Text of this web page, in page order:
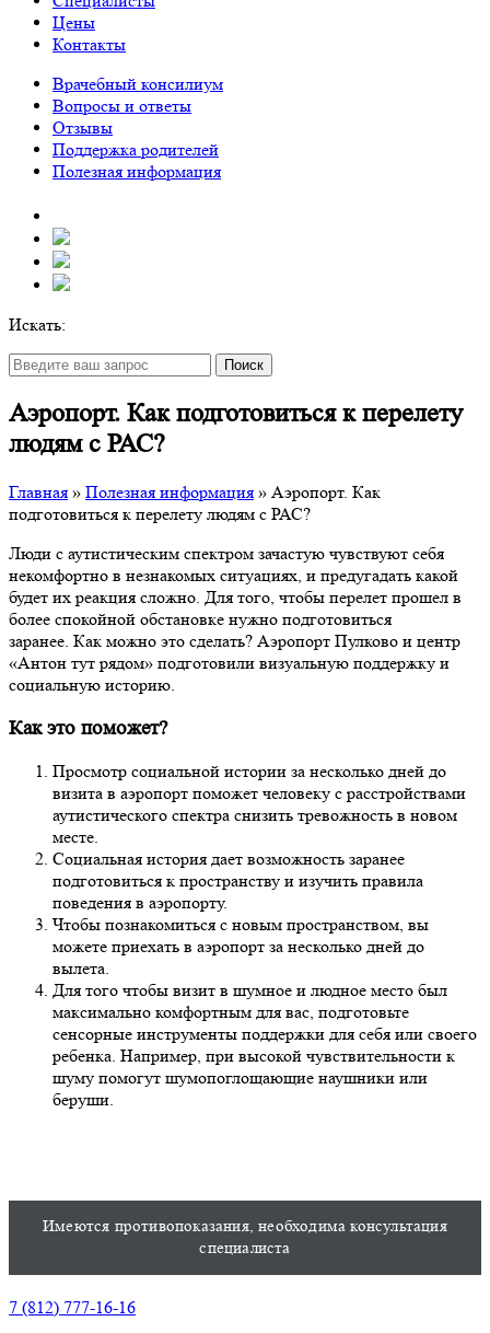
Цены
Контакты
Врачебный консилиум
Вопросы и ответы
Отзывы
Поддержка родителей
Полезная информация
Искать:
Поиск
Аэропорт. Как подготовиться к перелету
людям с РАС?
Главная » Полезная информация » Аэропорт. Как
подготовиться к перелету людям с РАС?
Люди с аутистическим спектром зачастую чувствуют себя
некомфортно в незнакомых ситуациях, и предугадать какой
будет их реакция сложно. Для того, чтобы перелет прошел в
более спокойной обстановке нужно подготовиться
заранее. Как можно это сделать? Аэропорт Пулково и центр
«Антон тут рядом» подготовили визуальную поддержку и
социальную историю.
Как это поможет?
Просмотр социальной истории за несколько дней до
визита в аэропорт поможет человеку с расстройствами
аутистического спектра снизить тревожность в новом
месте.
Социальная история дает возможность заранее
подготовиться к пространству и изучить правила
поведения в аэропорту.
Чтобы познакомиться с новым пространством, вы
можете приехать в аэропорт за несколько дней до
вылета.
Для того чтобы визит в шумное и людное место был
максимально комфортным для вас, подготовьте
сенсорные инструменты поддержки для себя или своего
ребенка. Например, при высокой чувствительности к
шуму помогут шумопоглощающие наушники или
беруши.
Имеются противопоказания, необходима консультация
специалиста
7 (812) 777-16-16